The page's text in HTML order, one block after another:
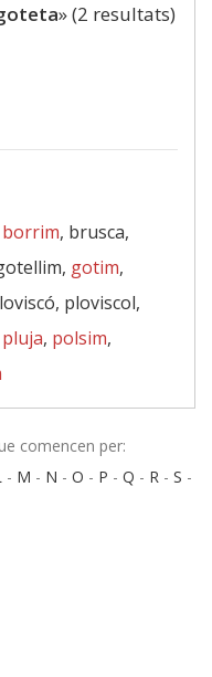
» (2 resultats)
borrim, brusca,
gotim,
ploviscol,
pluja, polsim,
comencen per:
- M - N - O - P - Q - R - S -